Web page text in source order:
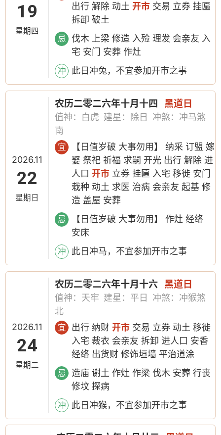
19
星期四
出行 解除 动土开市 交易 立券 挂匾
拆卸 破土
忌
伐木 上梁 修造 入殓 理发 会亲友 入
宅 安门 安葬 作灶
冲 此日冲兔，不宜参加开市之事
2026.11
22
星期日
农历二零二六年十月十四 黑道日
值神：白虎 建星：除日
冲煞：冲马煞
南
宜
【日值岁破 大事勿用】 纳采 订盟 嫁
娶 祭祀 祈福 求嗣 开光 出行 解除 进
人口开市 立券 挂匾 入宅 移徙 安门
栽种 动土 求医 治病 会亲友 起基 修
造 盖屋 安葬
忌
【日值岁破 大事勿用】 作灶 经络
安床
冲 此日冲马，不宜参加开市之事
2026.11
24
星期二
农历二零二六年十月十六 黑道日
值神：天牢 建星：平日
冲煞：冲猴煞
北
宜 出行 纳财开市 交易 立券 动土 移徙
入宅 裁衣 会亲友 拆卸 进人口 安香
经络 出货财 修饰垣墙 平治道涂
忌
造庙 谢土 作灶 作梁 伐木 安葬 行丧
修坟 探病
冲 此日冲猴，不宜参加开市之事